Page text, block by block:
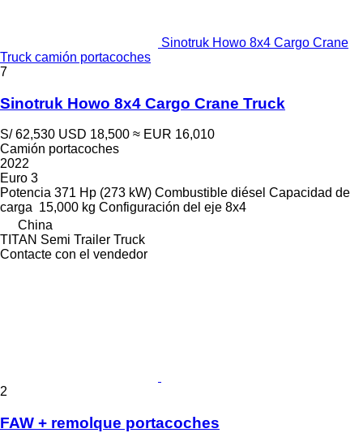
Sinotruk Howo 8x4 Cargo Crane
Truck camión portacoches
7
Sinotruk Howo 8x4 Cargo Crane Truck
S/ 62,530 USD 18,500 ≈ EUR 16,010
Camión portacoches
2022
Euro 3
Potencia 371 Hp (273 kW) Combustible diésel Capacidad de
carga 15,000 kg Configuración del eje 8x4
China
TITAN Semi Trailer Truck
Contacte con el vendedor
2
FAW + remolque portacoches